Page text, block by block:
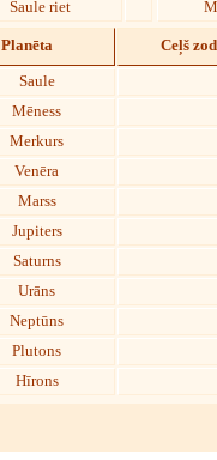
Saule riet
Planēta Ceļš
Saule
Mēness
Merkurs
Venēra
Marss
Jupiters
Saturns
Urāns
Neptūns
Plutons
Hīrons